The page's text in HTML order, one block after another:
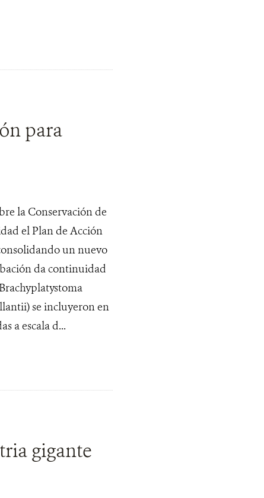
para
la Conservación de
el Plan de Acción
un nuevo
da continuidad
se incluyeron en
a escala d...
gigante